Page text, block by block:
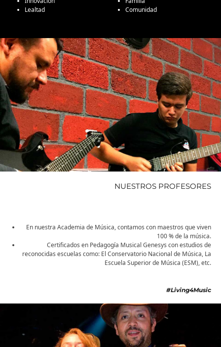
Lealtad
Comunidad
NUESTROS PROFESORES
En nuestra Academia de Música, contamos con maestros que viven
100 % de la música.
Certificados en Pedagogía Musical Genesys con estudios de
reconocidas escuelas como: El Conservatorio Nacional de Música, La
Escuela Superior de Música (ESM), etc.
#Living4Music